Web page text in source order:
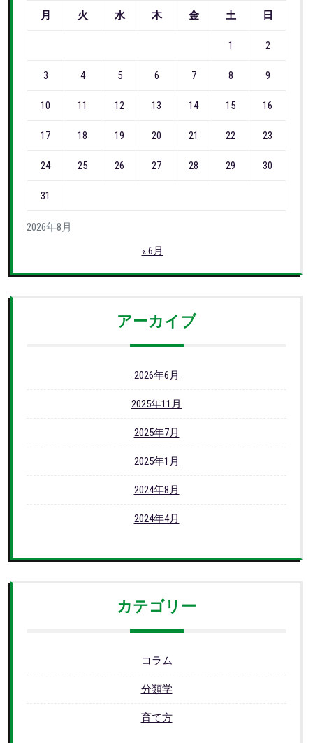
2026年8月
月 火 水 木 金 土 日
1 2
3 4 5 6 7 8 9
10 11 12 13 14 15 16
17 18 19 20 21 22 23
24 25 26 27 28 29 30
31
« 6月
アーカイブ
2026年6月
2025年11月
2025年7月
2025年1月
2024年8月
2024年4月
カテゴリー
コラム
分類学
育て方